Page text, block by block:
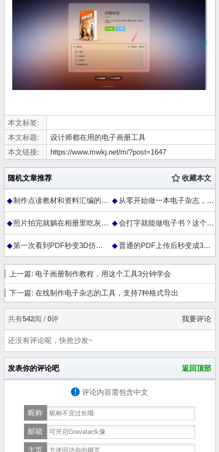
本文标签:
本文标题:
设计师都在用的电子画册工具
本文链接:
https://www.mwkj.net/m/?post=1647
随机文章推荐 收藏本文
制作点读教材和资料汇编的实用方法 从零开始做一本电子杂志，居然没看教程就搞定了
照片拍完就躺在相册里吃灰？做成3D翻页电子相册发给家人吧 会打字就能做电子书？这个方式比想象中简单太多
第一次看到PDF秒变3D仿真翻页效果时，确实有点意外 普通的PDF上传后秒变成3D翻页电子杂志
上一篇: 电子画册制作教程，用这个工具3分钟学会
下一篇: 在线制作电子杂志的工具，支持7种格式导出
共有542阅 / 0评 我要评论
还没有评论呢，快抢沙发~
发表你的评论吧 返回顶部
! 评论内容需包含中文
昵称
邮箱
主页